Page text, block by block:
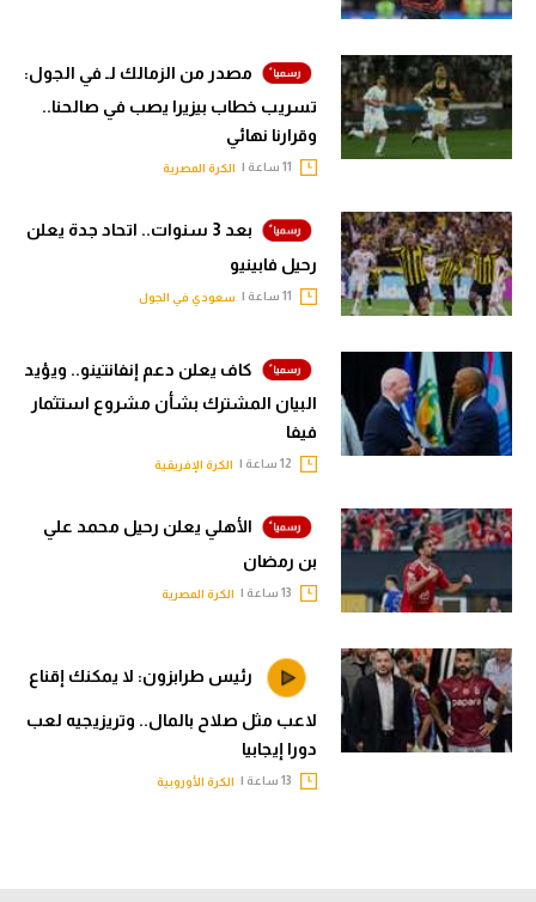
مصدر من الزمالك لـ في الجول:
تسريب خطاب بيزيرا يصب في صالحنا..
وقرارنا نهائي
الكرة المصرية
بعد 3 سنوات.. اتحاد جدة يعلن
رحيل فابينيو
سعودي في الجول
كاف يعلن دعم إنفانتينو.. ويؤيد
البيان المشترك بشأن مشروع استثمار
فيفا
الكرة الإفريقية
الأهلي يعلن رحيل محمد علي
بن رمضان
الكرة المصرية
رئيس طرابزون: لا يمكنك إقناع
لاعب مثل صلاح بالمال.. وتريزيجيه لعب
دورا إيجابيا
الكرة الأوروبية